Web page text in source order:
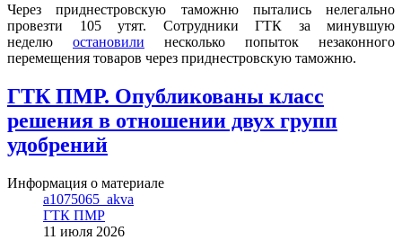
Через приднестровскую таможню пытались нелегально
провезти 105 утят. Сотрудники ГТК за минувшую
неделю остановили несколько попыток незаконного
перемещения товаров через приднестровскую таможню.
ГТК ПМР. Опубликованы класс
решения в отношении двух групп
удобрений
Информация о материале
a1075065_akva
ГТК ПМР
11 июля 2026